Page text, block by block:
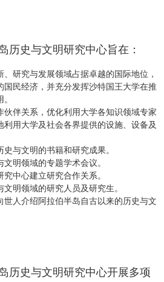
历史与文明研究中心旨在：
研究与发展领域占据卓越的国际地位，
国民经济，并充分发挥沙特国王大学在推
伙伴关系，优化利用大学各知识领域专家
利用大学及社会各界提供的设施、设备及
与文明的书籍和研究成果。
明领域的专题学术会议。
中心建立研究合作关系。
明领域的研究人员及研究生。
世人介绍阿拉伯半岛自古以来的历史与文
历史与文明研究中心开展多项